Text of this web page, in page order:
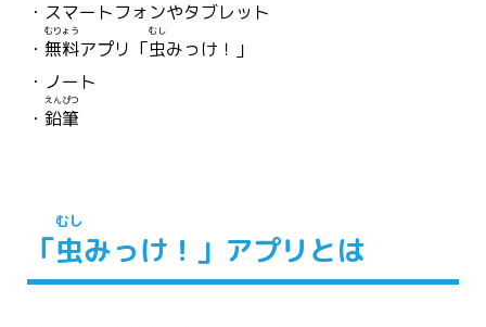
・スマートフォンやタブレット
・ 無料
むりょう
アプリ「虫
むし
みっけ！」
・ノート
・ 鉛筆
えんぴつ
「虫
むし
みっけ！」アプリとは